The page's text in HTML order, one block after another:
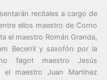
recitales a cargo de
ellos maestro de Corno
el maestro Román Granda,
Becerril y saxofón por la
fagot maestro Jesús
el maestro Juan Martínez